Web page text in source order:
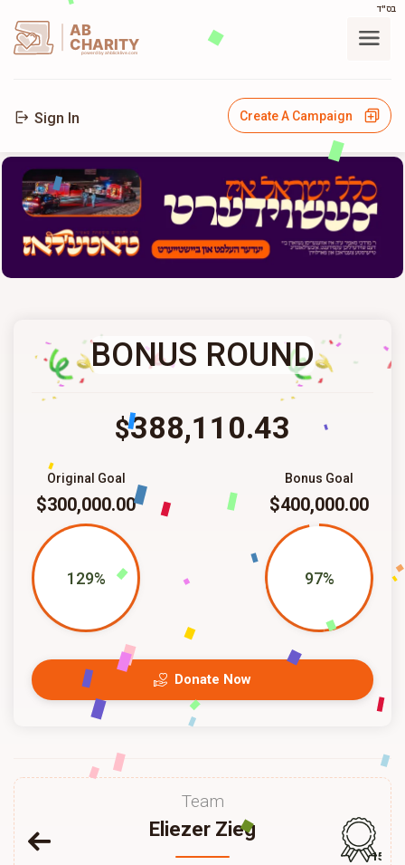
בס"ד
AB
CHARITY
powerd by ahblicklive.com
Sign In Create A Campaign
BONUS ROUND
$388,110.43
Bonus Goal
$400,000.00
97%
Original Goal
$300,000.00
129%
Donate Now
Team
Eliezer Zieg
157